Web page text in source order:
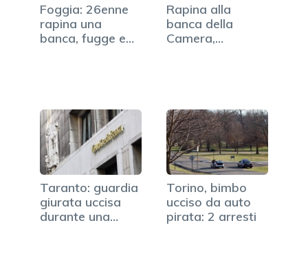
Foggia: 26enne
rapina una
banca, fugge e
Rapina alla
banca della
Camera,
Taranto: guardia
giurata uccisa
durante una
Torino, bimbo
ucciso da auto
pirata: 2 arresti